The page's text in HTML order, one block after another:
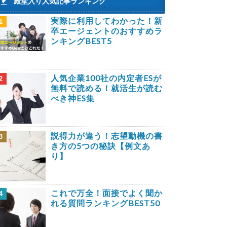
実際に利用してわかった！新
卒エージェントのおすすめラ
ンキングBEST5
人気企業100社の内定者ESが
無料で読める！就活生が読む
べき神ES集
説得力が違う！志望動機の書
き方の5つの秘訣【例文あ
り】
これで万全！面接でよく聞か
れる質問ランキングBEST50